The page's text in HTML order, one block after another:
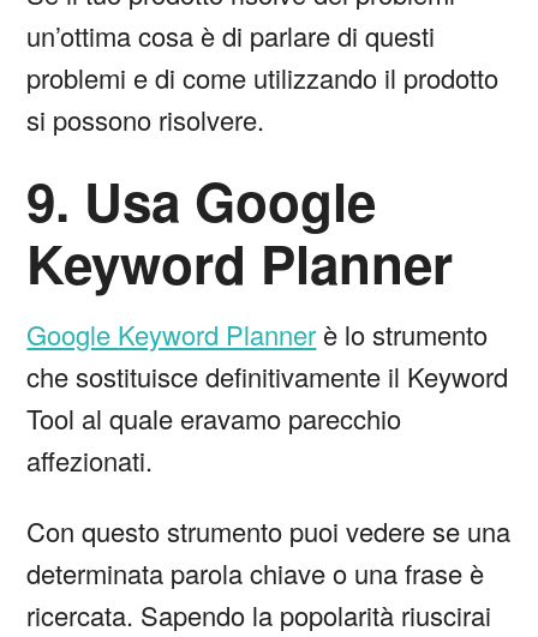
un’ottima cosa è di parlare di questi
problemi e di come utilizzando il prodotto
si possono risolvere.
9. Usa Google
Keyword Planner
Google Keyword Planner è lo strumento
che sostituisce definitivamente il Keyword
Tool al quale eravamo parecchio
affezionati.
Con questo strumento puoi vedere se una
determinata parola chiave o una frase è
ricercata. Sapendo la popolarità riuscirai